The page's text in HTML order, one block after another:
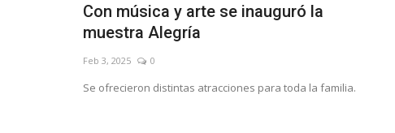
Con música y arte se inauguró la
muestra Alegría
Feb 3, 2025 0
Se ofrecieron distintas atracciones para toda la familia.